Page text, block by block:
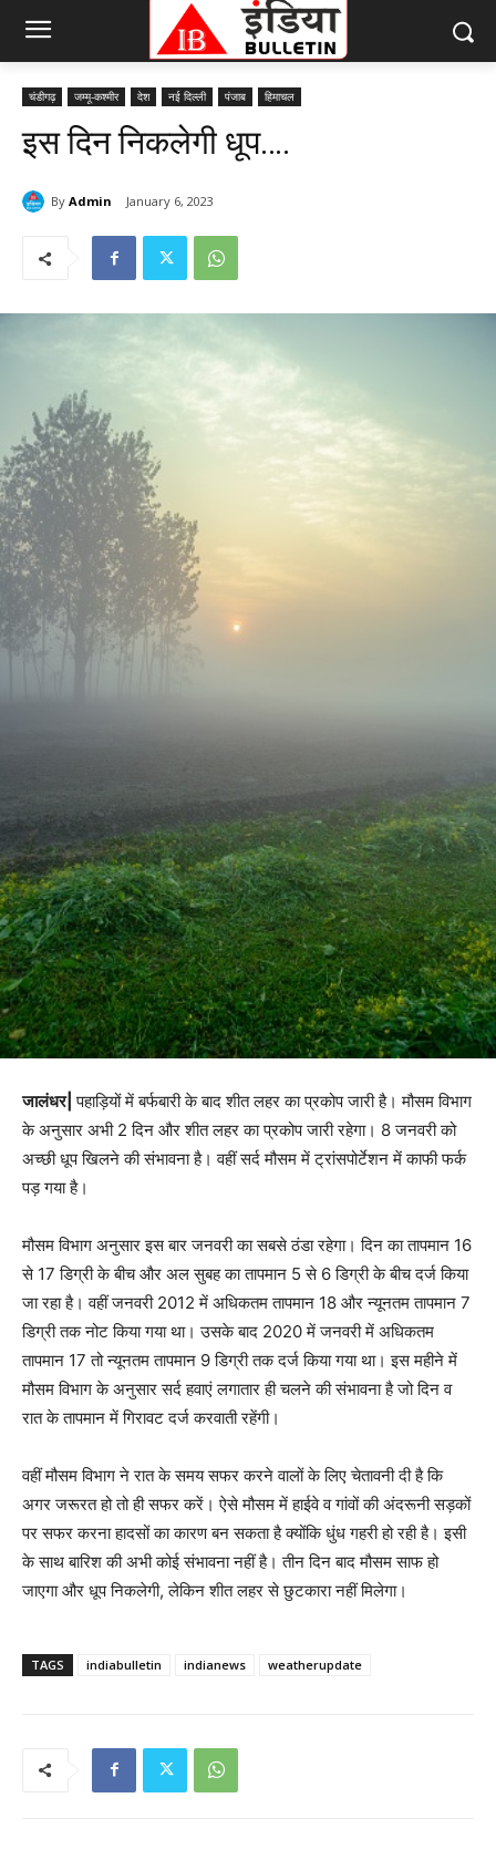
चंडीगढ़ जम्मू-कश्मीर देश नई दिल्ली पंजाब हिमाचल
इस दिन निकलेगी धूप….
By Admin January 6, 2023
जालंधर|पहाड़ियों में बर्फबारी के बाद शीत लहर का प्रकोप जारी है। मौसम विभाग
के अनुसार अभी 2 दिन और शीत लहर का प्रकोप जारी रहेगा। 8 जनवरी को
अच्छी धूप खिलने की संभावना है। वहीं सर्द मौसम में ट्रांसपोर्टेशन में काफी फर्क
पड़ गया है।
मौसम विभाग अनुसार इस बार जनवरी का सबसे ठंडा रहेगा। दिन का तापमान 16
से 17 डिग्री के बीच और अल सुबह का तापमान 5 से 6 डिग्री के बीच दर्ज किया
जा रहा है। वहीं जनवरी 2012 में अधिकतम तापमान 18 और न्यूनतम तापमान 7
डिग्री तक नोट किया गया था। उसके बाद 2020 में जनवरी में अधिकतम
तापमान 17 तो न्यूनतम तापमान 9 डिग्री तक दर्ज किया गया था। इस महीने में
मौसम विभाग के अनुसार सर्द हवाएं लगातार ही चलने की संभावना है जो दिन व
रात के तापमान में गिरावट दर्ज करवाती रहेंगी।
वहीं मौसम विभाग ने रात के समय सफर करने वालों के लिए चेतावनी दी है कि
अगर जरूरत हो तो ही सफर करें। ऐसे मौसम में हाईवे व गांवों की अंदरूनी सड़कों
पर सफर करना हादसों का कारण बन सकता है क्योंकि धुंध गहरी हो रही है। इसी
के साथ बारिश की अभी कोई संभावना नहीं है। तीन दिन बाद मौसम साफ हो
जाएगा और धूप निकलेगी, लेकिन शीत लहर से छुटकारा नहीं मिलेगा।
TAGS indiabulletin indianews weatherupdate